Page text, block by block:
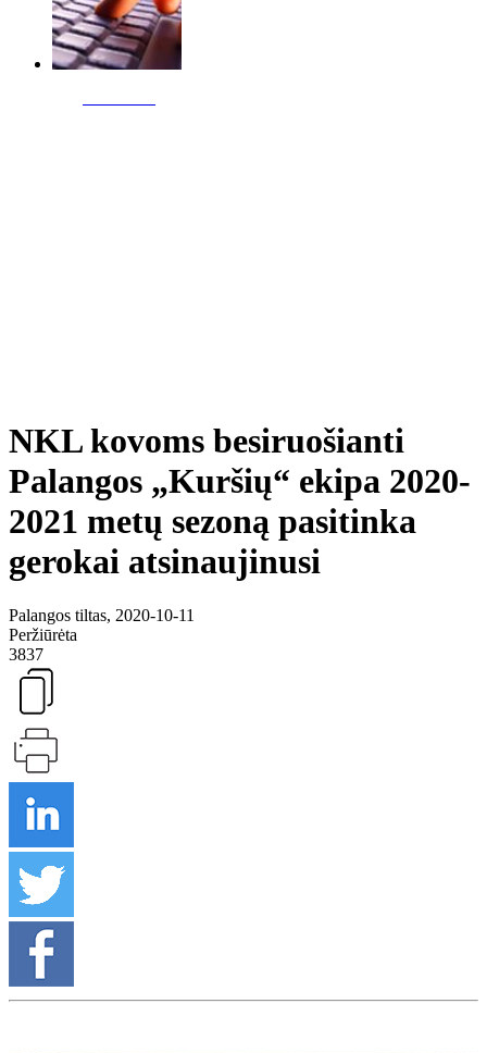
NKL kovoms besiruošianti
Palangos „Kuršių“ ekipa 2020-
2021 metų sezoną pasitinka
gerokai atsinaujinusi
Palangos tiltas, 2020-10-11
Peržiūrėta
3837